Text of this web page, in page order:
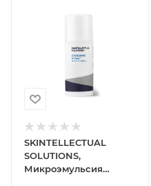
SKINTELLECTUAL
SOLUTIONS,
Микроэмульсия